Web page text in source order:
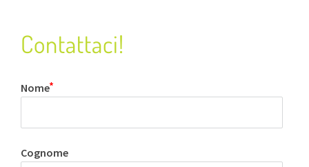
Contattaci!
Nome
Cognome